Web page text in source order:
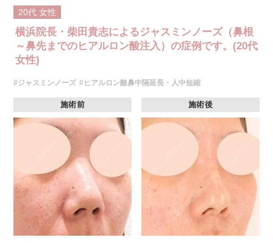
ており、シャープで洗練された仕上がりを目指せます。
施術時間：約15分程
リスク、副作用：腫れ、赤み、内出血、痛み、突っ張り感などが生じるこ
とがございます。また、稀にアレルギー、細菌感染症、血管閉塞などが生
じることがございます。注入箇所を強く刺激するようなマッサージは1〜2
週間ほどお控えください。
費用：217,800円(税込)
20代 女性
横浜院長・柴田貴志によるジャスミンノーズ（鼻根
～鼻先までのヒアルロン酸注入）の症例です。(20代
女性)
#ジャスミンノーズ #ヒアルロン酸鼻中隔延長・人中短縮
施術前 施術後